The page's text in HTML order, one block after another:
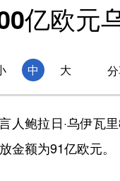
亿欧元
中 大 分
鲍拉日·乌伊瓦里
金额为91亿欧元。